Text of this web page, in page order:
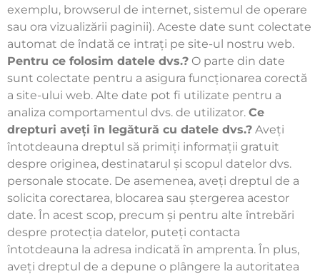
exemplu, browserul de internet, sistemul de operare
sau ora vizualizării paginii). Aceste date sunt colectate
automat de îndată ce intrați pe site-ul nostru web.
Pentru ce folosim datele dvs.? O parte din date
sunt colectate pentru a asigura funcționarea corectă
a site-ului web. Alte date pot fi utilizate pentru a
analiza comportamentul dvs. de utilizator. Ce
drepturi aveți în legătură cu datele dvs.? Aveți
întotdeauna dreptul să primiți informații gratuit
despre originea, destinatarul și scopul datelor dvs.
personale stocate. De asemenea, aveți dreptul de a
solicita corectarea, blocarea sau ștergerea acestor
date. În acest scop, precum și pentru alte întrebări
despre protecția datelor, puteți contacta
întotdeauna la adresa indicată în amprenta. În plus,
aveți dreptul de a depune o plângere la autoritatea